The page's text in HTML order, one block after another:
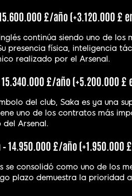
£/año (+3.120.000 £
continúa siendo uno de los
presencia física, inteligencia
realizado por el Arsenal.
15.340.000 £/año (+5.200.000 £
del club, Saka es ya una
uno de los contratos más
del Arsenal.
14.950.000 £/año (+1.950.000
se consolidó como uno de los
plazo demuestra la prioridad